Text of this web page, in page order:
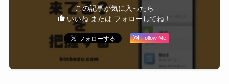
この記事が気に入ったら
いいね または フォローしてね！
Follow Me